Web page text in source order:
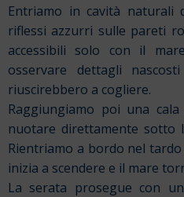
Entriamo in cavità naturali
riflessi azzurri sulle pareti
accessibili solo con il
osservare dettagli
riuscirebbero a cogliere.
Raggiungiamo poi una
nuotare direttamente sotto
Rientriamo a bordo nel
inizia a scendere e il mare
La serata prosegue con